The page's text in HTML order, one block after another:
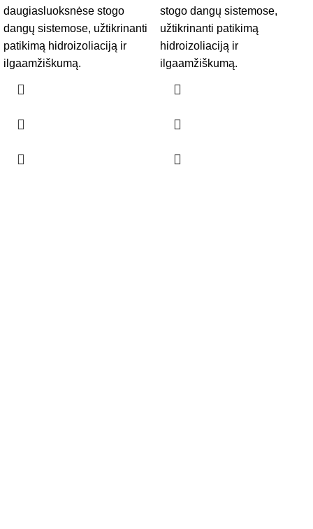
daugiasluoksnėse stogo
dangų sistemose, užtikrinanti
patikimą hidroizoliaciją ir
ilgaamžiškumą.
stogo dangų sistemose,
užtikrinanti patikimą
hidroizoliaciją ir
ilgaamžiškumą.